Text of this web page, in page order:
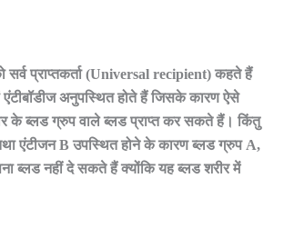
प्राप्तकर्ता (Universal recipient) कहते हैं
एंटीबॉडीज अनुपस्थित होते हैं जिसके कारण ऐसे
के ब्लड ग्रुप वाले ब्लड प्राप्त कर सकते हैं। किंतु
एंटीजन B उपस्थित होने के कारण ब्लड ग्रुप A,
ब्लड नहीं दे सकते हैं क्योंकि यह ब्लड शरीर में